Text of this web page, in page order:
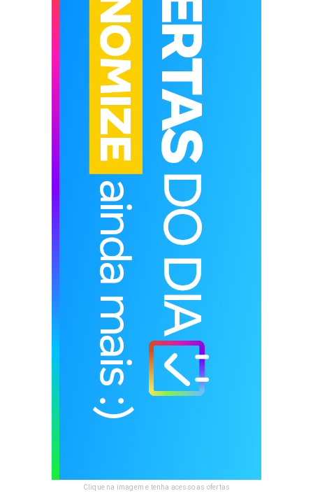
Clique na imagem e tenha acesso as ofertas